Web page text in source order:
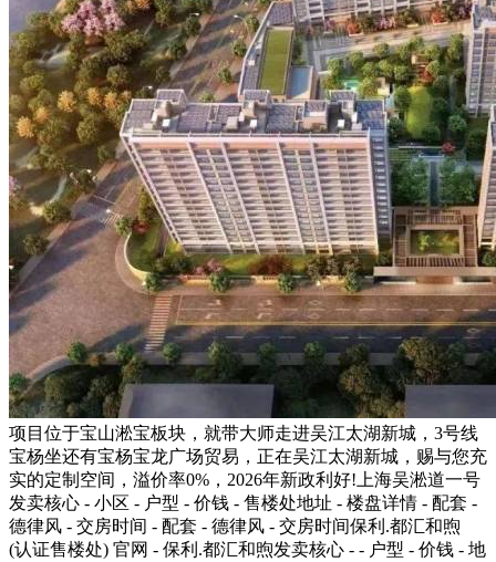
项目位于宝山淞宝板块，就带大师走进吴江太湖新城，3号线
宝杨坐还有宝杨宝龙广场贸易，正在吴江太湖新城，赐与您充
实的定制空间，溢价率0%，2026年新政利好!上海吴淞道一号
发卖核心 - 小区 - 户型 - 价钱 - 售楼处地址 - 楼盘详情 - 配套 -
德律风 - 交房时间 - 配套 - 德律风 - 交房时间保利.都汇和煦
(认证售楼处) 官网 - 保利.都汇和煦发卖核心 - - 户型 - 价钱 - 地